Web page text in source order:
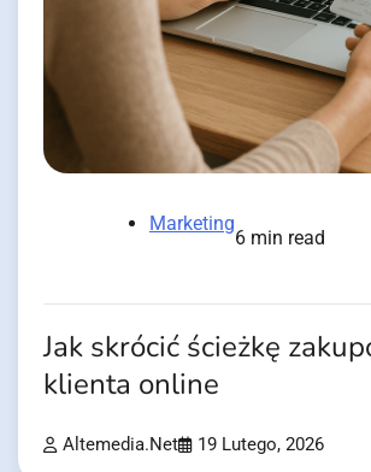
Marketing
6 min read
Jak skrócić ścieżkę
klienta online
Altemedia.net 19 Lutego, 2026